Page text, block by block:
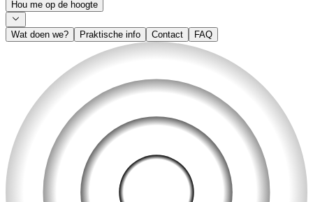
Hou me op de hoogte
Wat doen we? Praktische info Contact FAQ